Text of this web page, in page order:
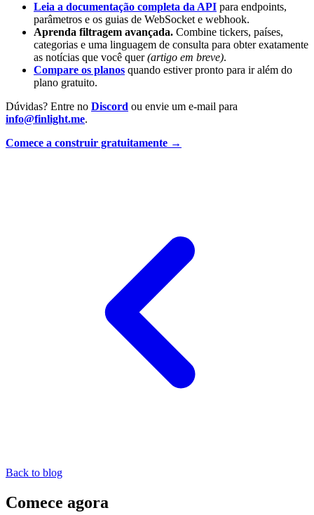
Leia a documentação completa da API para endpoints,
parâmetros e os guias de WebSocket e webhook.
Aprenda filtragem avançada. Combine tickers, países,
categorias e uma linguagem de consulta para obter exatamente
as notícias que você quer(artigo em breve).
Compare os planos quando estiver pronto para ir além do
plano gratuito.
Dúvidas? Entre no Discord ou envie um e-mail para
info@finlight.me.
Comece a construir gratuitamente →
Back to blog
Comece agora